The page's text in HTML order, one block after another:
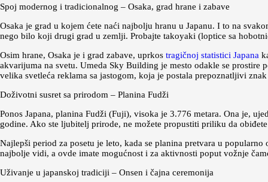
Spoj modernog i tradicionalnog – Osaka, grad hrane i zabave
Osaka je grad u kojem ćete naći najbolju hranu u Japanu. I to na
nego bilo koji drugi grad u zemlji. Probajte takoyaki (loptice sa
Osim hrane, Osaka je i grad zabave, uprkos tragičnoj statistici Japana
akvarijuma na svetu. Umeda Sky Building je mesto odakle se
velika svetleća reklama sa jastogom, koja je postala prepoznatljivi znak
Doživotni susret sa prirodom – Planina Fudži
Ponos Japana, planina Fudži (Fuji), visoka je 3.776 metara. Ona je,
godine. Ako ste ljubitelj prirode, ne možete propustiti priliku da
Najlepši period za posetu je leto, kada se planina pretvara u
najbolje vidi, a ovde imate mogućnost i za aktivnosti poput vožnje
Uživanje u japanskoj tradiciji – Onsen i čajna ceremonija